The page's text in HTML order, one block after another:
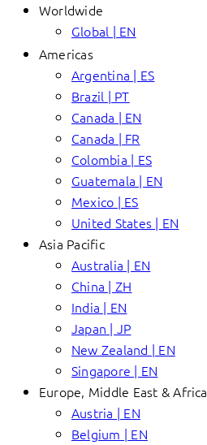
Worldwide
Global | EN
Americas
Argentina | ES
Brazil | PT
Canada | EN
Canada | FR
Colombia | ES
Guatemala | EN
Mexico | ES
United States | EN
Asia Pacific
Australia | EN
China | ZH
India | EN
Japan | JP
New Zealand | EN
Singapore | EN
Europe, Middle East & Africa
Austria | EN
Belgium | EN